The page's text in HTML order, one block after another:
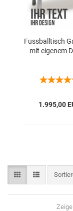
Fuss­ball­tisch
mit ei­ge­nem
1.995,00
Zeige